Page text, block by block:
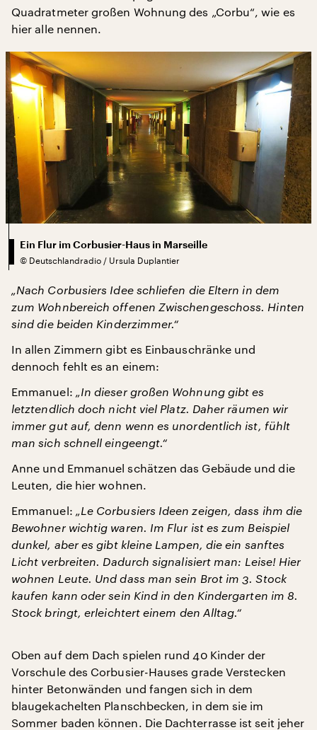
Quadratmeter großen Wohnung des „Corbu“, wie es
hier alle nennen.
Ein Flur im Corbusier-Haus in Marseille
© Deutschlandradio / Ursula Duplantier
„Nach Corbusiers Idee schliefen die Eltern in dem
zum Wohnbereich offenen Zwischengeschoss. Hinten
sind die beiden Kinderzimmer.“
In allen Zimmern gibt es Einbauschränke und
dennoch fehlt es an einem:
Emmanuel: „In dieser großen Wohnung gibt es
letztendlich doch nicht viel Platz. Daher räumen wir
immer gut auf, denn wenn es unordentlich ist, fühlt
man sich schnell eingeengt.“
Anne und Emmanuel schätzen das Gebäude und die
Leuten, die hier wohnen.
Emmanuel: „Le Corbusiers Ideen zeigen, dass ihm die
Bewohner wichtig waren. Im Flur ist es zum Beispiel
dunkel, aber es gibt kleine Lampen, die ein sanftes
Licht verbreiten. Dadurch signalisiert man: Leise! Hier
wohnen Leute. Und dass man sein Brot im 3. Stock
kaufen kann oder sein Kind in den Kindergarten im 8.
Stock bringt, erleichtert einem den Alltag.“
Oben auf dem Dach spielen rund 40 Kinder der
Vorschule des Corbusier-Hauses grade Verstecken
hinter Betonwänden und fangen sich in dem
blaugekachelten Planschbecken, in dem sie im
Sommer baden können. Die Dachterrasse ist seit jeher